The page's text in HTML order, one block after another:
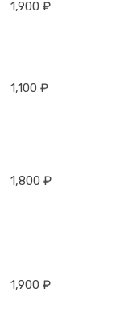
1,900 ₽
1,100 ₽
1,800 ₽
1,900 ₽